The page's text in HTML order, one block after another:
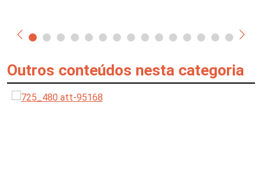
Outros conteúdos nesta categoria